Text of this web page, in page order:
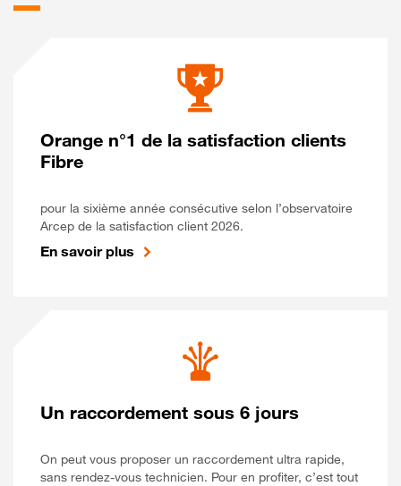
Orange n°1 de la satisfaction clients
Fibre
pour la sixième année consécutive selon l’observatoire
Arcep de la satisfaction client 2026.
En savoir plus
Un raccordement sous 6 jours
On peut vous proposer un raccordement ultra rapide,
sans rendez-vous technicien. Pour en profiter, c’est tout